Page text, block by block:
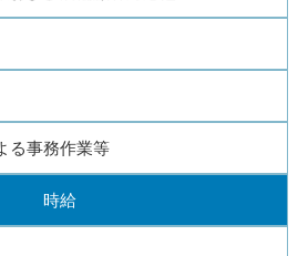
る事務作業等
時給